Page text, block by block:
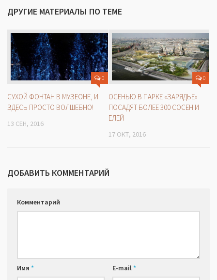
ДРУГИЕ МАТЕРИАЛЫ ПО ТЕМЕ
0
СУХОЙ ФОНТАН В МУЗЕОНЕ, И
ЗДЕСЬ ПРОСТО ВОЛШЕБНО!
13 СЕН, 2016
0
ОСЕНЬЮ В ПАРКЕ «ЗАРЯДЬЕ»
ПОСАДЯТ БОЛЕЕ 300 СОСЕН И
ЕЛЕЙ
17 ОКТ, 2016
ДОБАВИТЬ КОММЕНТАРИЙ
Комментарий
Имя * E-mail*